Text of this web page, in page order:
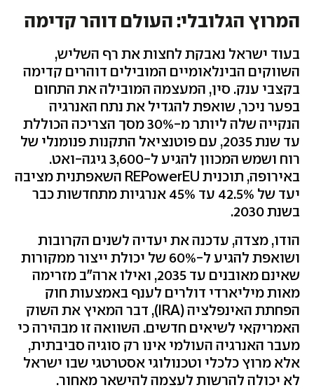
המרוץ הגלובלי: העולם דוהר קדימה
בעוד ישראל נאבקת לחצות את רף השליש,
השווקים הבינלאומיים המובילים דוהרים קדימה
בקצבי ענק. סין, המעצמה המובילה את התחום
בפער ניכר, שואפת להגדיל את נתח האנרגיה
הנקייה שלה ליותר מ-30% מסך הצריכה הכוללת
עד שנת 2035, עם פוטנציאל התקנות פנומנלי של
רוח ושמש המכוון להגיע ל-3,600 גיגה-ואט.
באירופה, תוכנית REPowerEU השאפתנית מציבה
יעד של 42.5% עד 45% אנרגיות מתחדשות כבר
בשנת 2030.
הודו, מצדה, עדכנה את יעדיה לשנים הקרובות
ושואפת להגיע ל-60% של יכולת ייצור ממקורות
שאינם מאובנים עד 2035, ואילו ארה"ב מזרימה
מאות מיליארדי דולרים לענף באמצעות חוק
הפחתת האינפלציה (IRA), דבר המאיץ את השוק
האמריקאי לשיאים חדשים. השוואה זו מבהירה כי
מעבר האנרגיה העולמי אינו רק סוגיה סביבתית,
אלא מרוץ כלכלי וטכנולוגי אסטרטגי שבו ישראל
לא יכולה להרשות לעצמה להישאר מאחור.